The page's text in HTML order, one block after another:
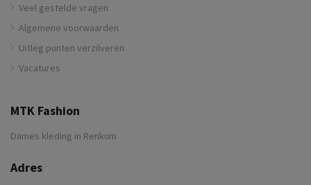
Veel gestelde vragen
Algemene voorwaarden
Uitleg punten verzilveren
Vacatures
MTK Fashion
Dames kleding in Renkum
Adres